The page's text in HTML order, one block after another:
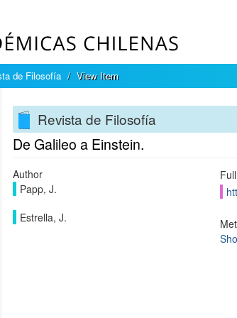
de Filosofía View Item
Revista de Filosofía
De Galileo a Einstein.
Author
Papp, J.
Estrella, J.